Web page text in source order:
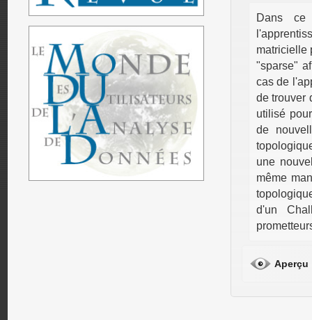
Dans ce
matricielle
"sparse"
cas de
de trouver
utilisé
de
une
même
d'un
Aperçu